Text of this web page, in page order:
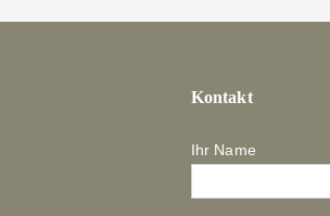
Kontakt
Ihr Name